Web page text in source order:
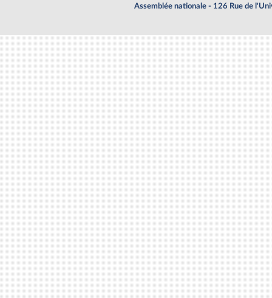
Assemblée nationale - 126 Rue de